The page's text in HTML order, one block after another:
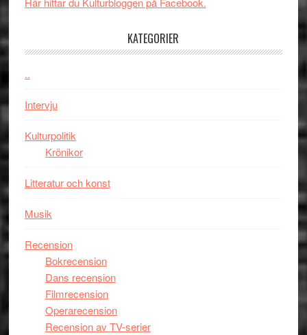
kan
KATEGORIER
..
Intervju
Kulturpolitik
Krönikor
Litteratur och konst
Musik
Recension
Bokrecension
Dans recension
Filmrecension
Operarecension
Recension av TV-serier